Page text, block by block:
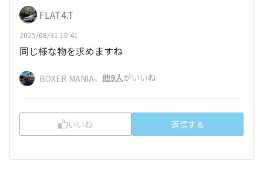
FLAT4.T
2025/08/31 10:41
同じ様な物を求めますね
BOXER MANIA、 他9人がいいね
いいね 返信する